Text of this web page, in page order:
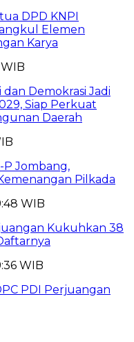
DPD KNPI
Elemen
Karya
dan Demokrasi Jadi
Siap Perkuat
Daerah
P Jombang,
Pilkada
WIB
Kukuhkan 38
WIB
PDI Perjuangan